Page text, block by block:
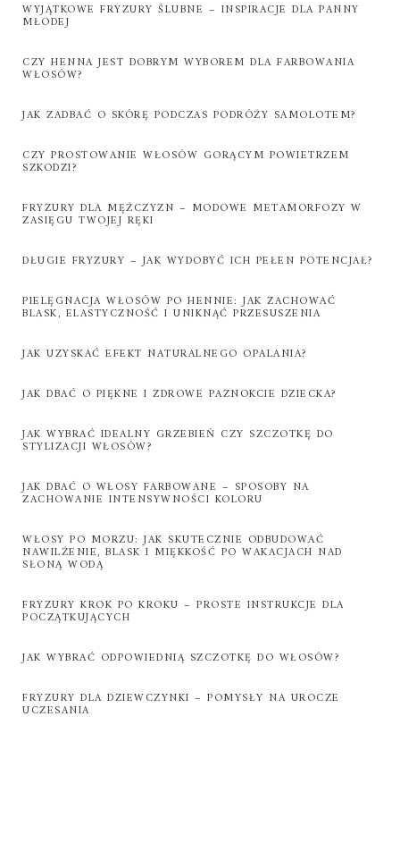
WYJĄTKOWE FRYZURY ŚLUBNE – INSPIRACJE DLA PANNY
MŁODEJ
CZY HENNA JEST DOBRYM WYBOREM DLA FARBOWANIA
WŁOSÓW?
JAK ZADBAĆ O SKÓRĘ PODCZAS PODRÓŻY SAMOLOTEM?
CZY PROSTOWANIE WŁOSÓW GORĄCYM POWIETRZEM
SZKODZI?
FRYZURY DLA MĘŻCZYZN – MODOWE METAMORFOZY W
ZASIĘGU TWOJEJ RĘKI
DŁUGIE FRYZURY – JAK WYDOBYĆ ICH PEŁEN POTENCJAŁ?
PIELĘGNACJA WŁOSÓW PO HENNIE: JAK ZACHOWAĆ
BLASK, ELASTYCZNOŚĆ I UNIKNĄĆ PRZESUSZENIA
JAK UZYSKAĆ EFEKT NATURALNEGO OPALANIA?
JAK DBAĆ O PIĘKNE I ZDROWE PAZNOKCIE DZIECKA?
JAK WYBRAĆ IDEALNY GRZEBIEŃ CZY SZCZOTKĘ DO
STYLIZACJI WŁOSÓW?
JAK DBAĆ O WŁOSY FARBOWANE – SPOSOBY NA
ZACHOWANIE INTENSYWNOŚCI KOLORU
WŁOSY PO MORZU: JAK SKUTECZNIE ODBUDOWAĆ
NAWILŻENIE, BLASK I MIĘKKOŚĆ PO WAKACJACH NAD
SŁONĄ WODĄ
FRYZURY KROK PO KROKU – PROSTE INSTRUKCJE DLA
POCZĄTKUJĄCYCH
JAK WYBRAĆ ODPOWIEDNIĄ SZCZOTKĘ DO WŁOSÓW?
FRYZURY DLA DZIEWCZYNKI – POMYSŁY NA UROCZE
UCZESANIA